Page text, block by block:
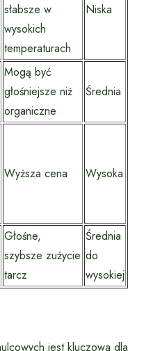
słabsze w
wysokich
temperaturach
Niska
Mogą być
głośniejsze niż
organiczne
Średnia
Wyższa cena Wysoka
Głośne,
szybsze zużycie
tarcz
Średnia
do
wysokiej
jest kluczowa dla